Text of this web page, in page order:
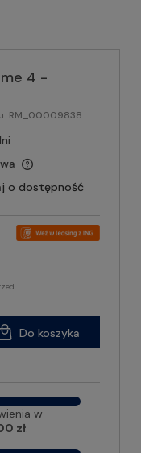
4 -
RM_00009838
o dostępność
Do koszyka
w
zł.